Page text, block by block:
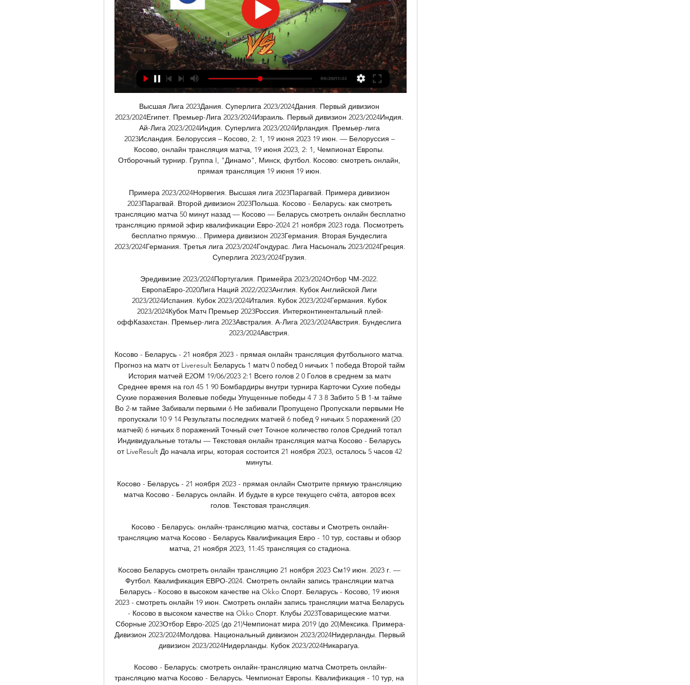
Высшая Лига 2023Дания. Суперлига 2023/2024Дания. Первый дивизион
2023/2024Египет. Премьер-Лига 2023/2024Израиль. Первый дивизион 2023/2024Индия.
Ай-Лига 2023/2024Индия. Суперлига 2023/2024Ирландия. Премьер-лига
2023Исландия. Белоруссия – Косово, 2: 1, 19 июня 2023 19 июн. — Белоруссия –
Косово, онлайн трансляция матча, 19 июня 2023, 2: 1, Чемпионат Европы.
Отборочный турнир. Группа I, "Динамо", Минск, футбол. Косово: смотреть онлайн,
прямая трансляция 19 июня 19 июн.
Примера 2023/2024Норвегия. Высшая лига 2023Парагвай. Примера дивизион
2023Парагвай. Второй дивизион 2023Польша. Косово - Беларусь: как смотреть
трансляцию матча 50 минут назад — Косово — Беларусь смотреть онлайн бесплатно
трансляцию прямой эфир квалификации Евро-2024 21 ноября 2023 года. Посмотреть
бесплатно прямую... Примера дивизион 2023Германия. Вторая Бундеслига
2023/2024Германия. Третья лига 2023/2024Гондурас. Лига Насьональ 2023/2024Греция.
Суперлига 2023/2024Грузия.
Эредивизие 2023/2024Португалия. Примейра 2023/2024Отбор ЧМ-2022.
ЕвропаЕвро-2020Лига Наций 2022/2023Англия. Кубок Английской Лиги
2023/2024Испания. Кубок 2023/2024Италия. Кубок 2023/2024Германия. Кубок
2023/2024Кубок Матч Премьер 2023Россия. Интерконтинентальный плей-
оффКазахстан. Премьер-лига 2023Австралия. А-Лига 2023/2024Австрия. Бундеслига
2023/2024Австрия.
Косово - Беларусь - 21 ноября 2023 - прямая онлайн трансляция футбольного матча.
Прогноз на матч от Liveresult Беларусь 1 матч 0 побед 0 ничьих 1 победа Второй тайм
История матчей Е2ОМ 19/06/2023 2:1 Всего голов 2 0 Голов в среднем за матч
Среднее время на гол 45 1 90 Бомбардиры внутри турнира Карточки Сухие победы
Сухие поражения Волевые победы Упущенные победы 4 7 3 8 Забито 5 В 1-м тайме
Во 2-м тайме Забивали первыми 6 Не забивали Пропущено Пропускали первыми Не
пропускали 10 9 14 Результаты последних матчей 6 побед 9 ничьих 5 поражений (20
матчей) 6 ничьих 8 поражений Точный счет Точное количество голов Средний тотал
Индивидуальные тоталы — Текстовая онлайн трансляция матча Косово - Беларусь
от LiveResult До начала игры, которая состоится 21 ноября 2023, осталось 5 часов 42
минуты.
Косово - Беларусь - 21 ноября 2023 - прямая онлайн Смотрите прямую трансляцию
матча Косово - Беларусь онлайн. И будьте в курсе текущего счёта, авторов всех
голов. Текстовая трансляция.
Косово - Беларусь: онлайн-трансляцию матча, составы и Смотреть онлайн-
трансляцию матча Косово - Беларусь Квалификация Евро - 10 тур, составы и обзор
матча, 21 ноября 2023, 11:45 трансляция со стадиона.
Косово Беларусь смотреть онлайн трансляцию 21 ноября 2023 См19 июн. 2023 г. —
Футбол. Квалификация ЕВРО-2024. Смотреть онлайн запись трансляции матча
Беларусь - Косово в высоком качестве на Okko Спорт. Беларусь - Косово, 19 июня
2023 - смотреть онлайн 19 июн. Смотреть онлайн запись трансляции матча Беларусь
- Косово в высоком качестве на Okko Спорт. Клубы 2023Товарищеские матчи.
Сборные 2023Отбор Евро-2025 (до 21)Чемпионат мира 2019 (до 20)Мексика. Примера-
Дивизион 2023/2024Молдова. Национальный дивизион 2023/2024Нидерланды. Первый
дивизион 2023/2024Нидерланды. Кубок 2023/2024Никарагуа.
Косово - Беларусь: смотреть онлайн-трансляцию матча Смотреть онлайн-
трансляцию матча Косово - Беларусь. Чемпионат Европы. Квалификация - 10 тур, на